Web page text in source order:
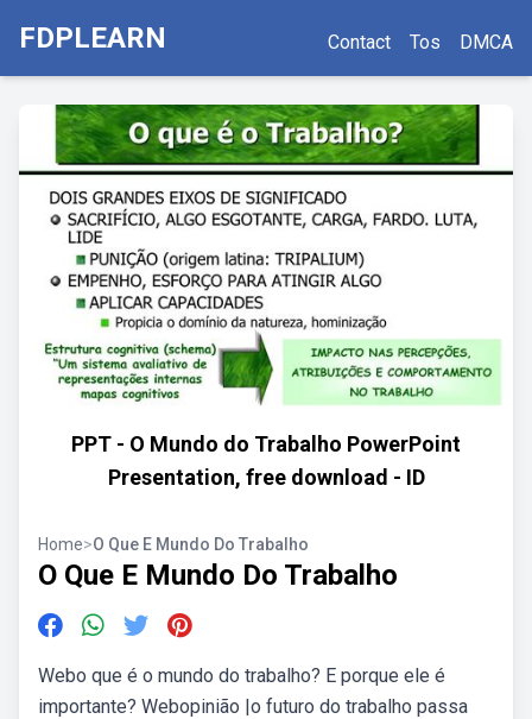
FDPLEARN Contact Tos DMCA
PPT - O Mundo do Trabalho PowerPoint
Presentation, free download - ID
Home>O Que E Mundo Do Trabalho
O Que E Mundo Do Trabalho
Webo que é o mundo do trabalho? E porque ele é
importante? Webopinião |o futuro do trabalho passa